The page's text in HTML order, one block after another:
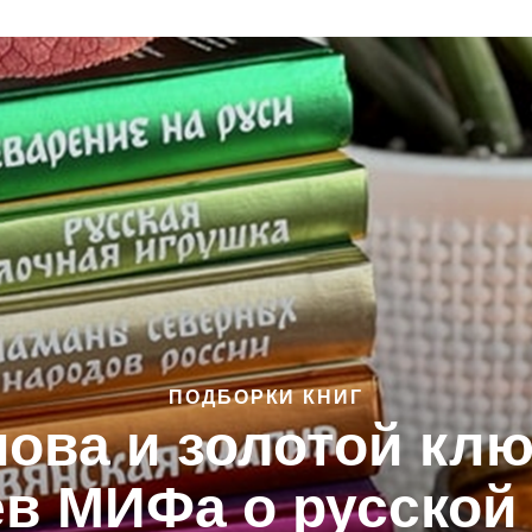
ПОДБОРКИ КНИГ
и золотой
МИФа о русской